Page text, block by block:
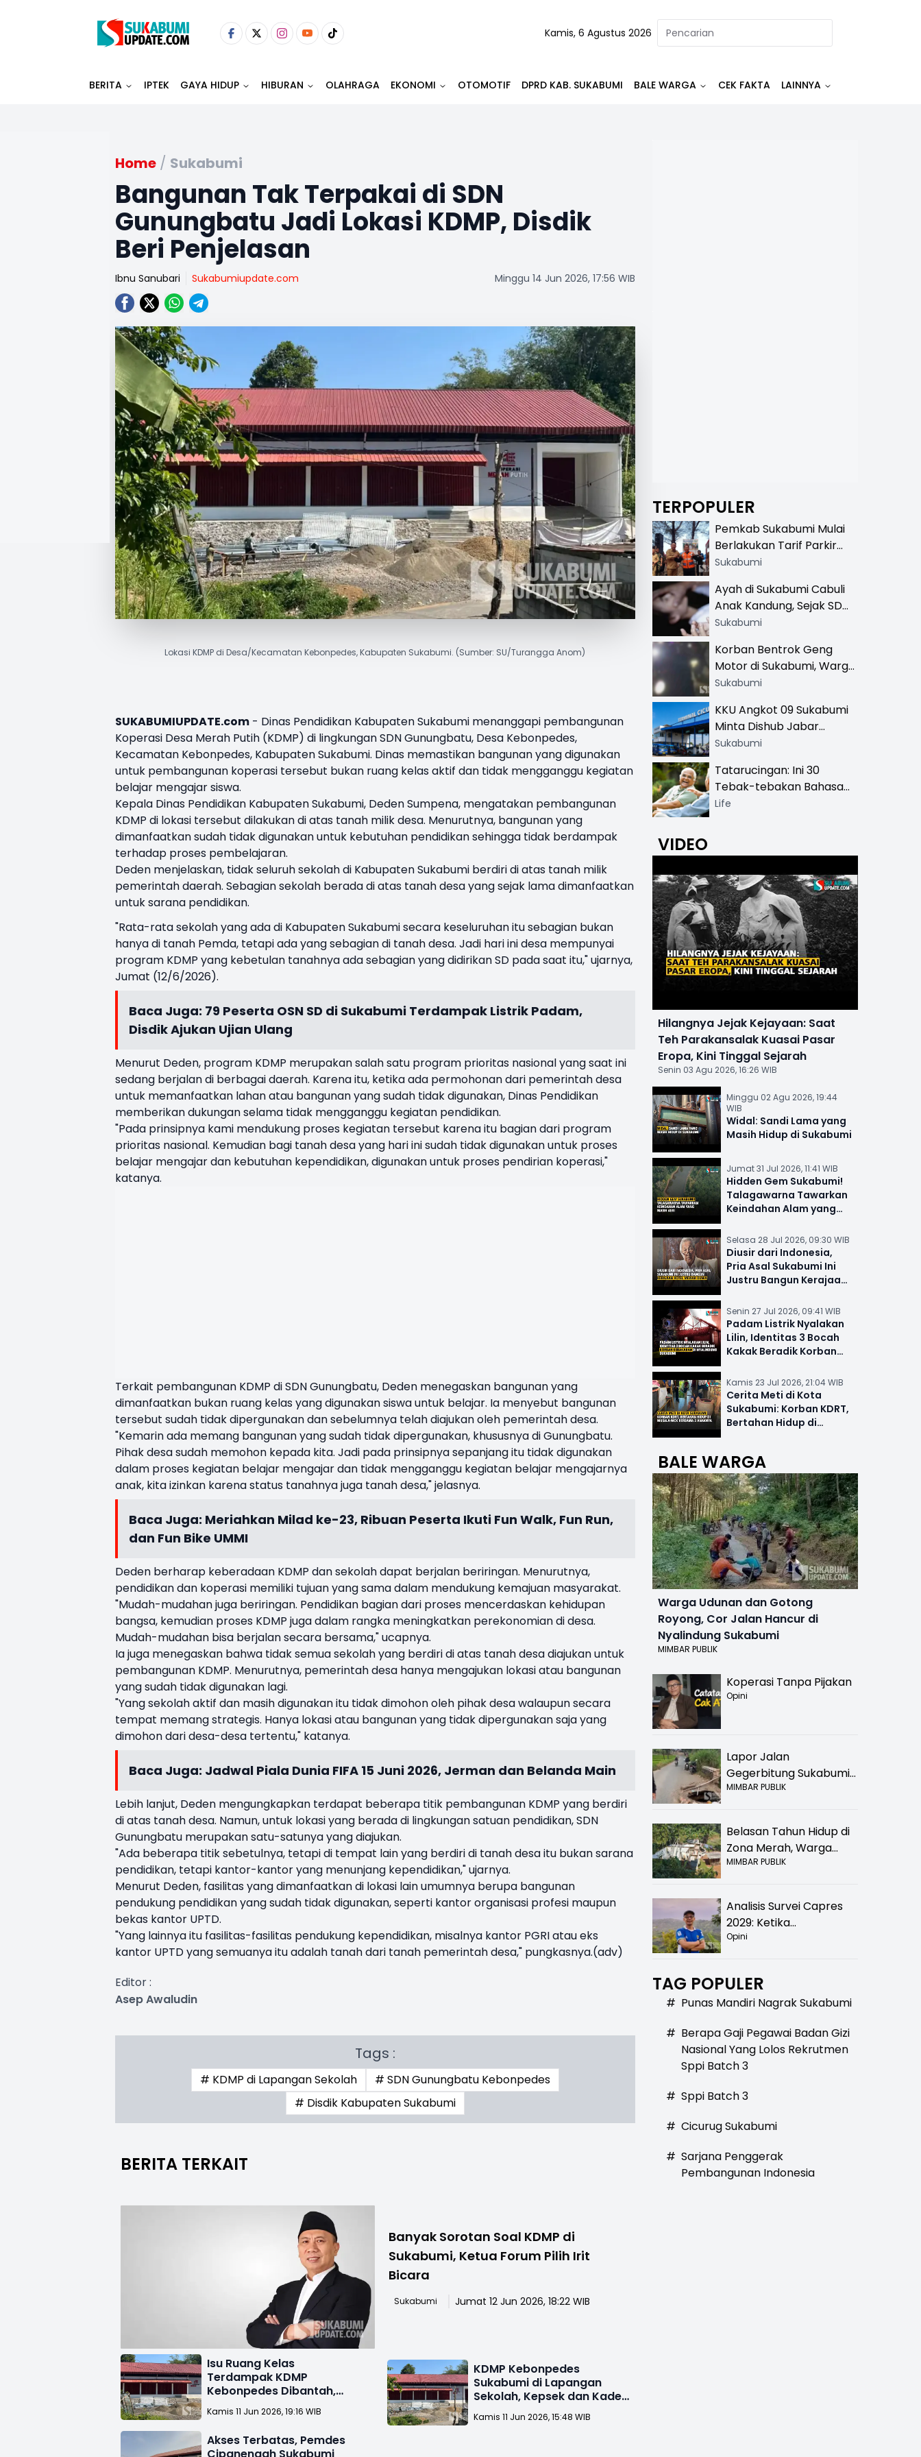
Kamis, 6 Agustus 2026
BERITA IPTEK GAYA HIDUP HIBURAN OLAHRAGA EKONOMI OTOMOTIF DPRD KAB. SUKABUMI BALE WARGA CEK FAKTA LAINNYA
Home / Sukabumi
Bangunan Tak Terpakai di SDN
Gunungbatu Jadi Lokasi KDMP, Disdik
Beri Penjelasan
Ibnu Sanubari Sukabumiupdate.com Minggu 14 Jun 2026, 17:56 WIB
Lokasi KDMP di Desa/Kecamatan Kebonpedes, Kabupaten Sukabumi. (Sumber: SU/Turangga Anom)
SUKABUMIUPDATE.com - Dinas Pendidikan Kabupaten Sukabumi menanggapi pembangunan
Koperasi Desa Merah Putih (KDMP) di lingkungan SDN Gunungbatu, Desa Kebonpedes,
Kecamatan Kebonpedes, Kabupaten Sukabumi. Dinas memastikan bangunan yang digunakan
untuk pembangunan koperasi tersebut bukan ruang kelas aktif dan tidak mengganggu kegiatan
belajar mengajar siswa.
Kepala Dinas Pendidikan Kabupaten Sukabumi, Deden Sumpena, mengatakan pembangunan
KDMP di lokasi tersebut dilakukan di atas tanah milik desa. Menurutnya, bangunan yang
dimanfaatkan sudah tidak digunakan untuk kebutuhan pendidikan sehingga tidak berdampak
terhadap proses pembelajaran.
Deden menjelaskan, tidak seluruh sekolah di Kabupaten Sukabumi berdiri di atas tanah milik
pemerintah daerah. Sebagian sekolah berada di atas tanah desa yang sejak lama dimanfaatkan
untuk sarana pendidikan.
"Rata-rata sekolah yang ada di Kabupaten Sukabumi secara keseluruhan itu sebagian bukan
hanya di tanah Pemda, tetapi ada yang sebagian di tanah desa. Jadi hari ini desa mempunyai
program KDMP yang kebetulan tanahnya ada sebagian yang didirikan SD pada saat itu," ujarnya,
Jumat (12/6/2026).
Baca Juga: 79 Peserta OSN SD di Sukabumi Terdampak Listrik Padam,
Disdik Ajukan Ujian Ulang
Menurut Deden, program KDMP merupakan salah satu program prioritas nasional yang saat ini
sedang berjalan di berbagai daerah. Karena itu, ketika ada permohonan dari pemerintah desa
untuk memanfaatkan lahan atau bangunan yang sudah tidak digunakan, Dinas Pendidikan
memberikan dukungan selama tidak mengganggu kegiatan pendidikan.
"Pada prinsipnya kami mendukung proses kegiatan tersebut karena itu bagian dari program
prioritas nasional. Kemudian bagi tanah desa yang hari ini sudah tidak digunakan untuk proses
belajar mengajar dan kebutuhan kependidikan, digunakan untuk proses pendirian koperasi,"
katanya.
Terkait pembangunan KDMP di SDN Gunungbatu, Deden menegaskan bangunan yang
dimanfaatkan bukan ruang kelas yang digunakan siswa untuk belajar. Ia menyebut bangunan
tersebut sudah tidak dipergunakan dan sebelumnya telah diajukan oleh pemerintah desa.
"Kemarin ada memang bangunan yang sudah tidak dipergunakan, khususnya di Gunungbatu.
Pihak desa sudah memohon kepada kita. Jadi pada prinsipnya sepanjang itu tidak digunakan
dalam proses kegiatan belajar mengajar dan tidak mengganggu kegiatan belajar mengajarnya
anak, kita izinkan karena status tanahnya juga tanah desa," jelasnya.
Baca Juga: Meriahkan Milad ke-23, Ribuan Peserta Ikuti Fun Walk, Fun Run,
dan Fun Bike UMMI
Deden berharap keberadaan KDMP dan sekolah dapat berjalan beriringan. Menurutnya,
pendidikan dan koperasi memiliki tujuan yang sama dalam mendukung kemajuan masyarakat.
"Mudah-mudahan juga beriringan. Pendidikan bagian dari proses mencerdaskan kehidupan
bangsa, kemudian proses KDMP juga dalam rangka meningkatkan perekonomian di desa.
Mudah-mudahan bisa berjalan secara bersama," ucapnya.
Ia juga menegaskan bahwa tidak semua sekolah yang berdiri di atas tanah desa diajukan untuk
pembangunan KDMP. Menurutnya, pemerintah desa hanya mengajukan lokasi atau bangunan
yang sudah tidak digunakan lagi.
"Yang sekolah aktif dan masih digunakan itu tidak dimohon oleh pihak desa walaupun secara
tempat memang strategis. Hanya lokasi atau bangunan yang tidak dipergunakan saja yang
dimohon dari desa-desa tertentu," katanya.
Baca Juga: Jadwal Piala Dunia FIFA 15 Juni 2026, Jerman dan Belanda Main
Lebih lanjut, Deden mengungkapkan terdapat beberapa titik pembangunan KDMP yang berdiri
di atas tanah desa. Namun, untuk lokasi yang berada di lingkungan satuan pendidikan, SDN
Gunungbatu merupakan satu-satunya yang diajukan.
"Ada beberapa titik sebetulnya, tetapi di tempat lain yang berdiri di tanah desa itu bukan sarana
pendidikan, tetapi kantor-kantor yang menunjang kependidikan," ujarnya.
Menurut Deden, fasilitas yang dimanfaatkan di lokasi lain umumnya berupa bangunan
pendukung pendidikan yang sudah tidak digunakan, seperti kantor organisasi profesi maupun
bekas kantor UPTD.
"Yang lainnya itu fasilitas-fasilitas pendukung kependidikan, misalnya kantor PGRI atau eks
kantor UPTD yang semuanya itu adalah tanah dari tanah pemerintah desa," pungkasnya.(adv)
Editor :
Asep Awaludin
Tags :
# KDMP di Lapangan Sekolah
# SDN Gunungbatu Kebonpedes
# Disdik Kabupaten Sukabumi
BERITA TERKAIT
Banyak Sorotan Soal KDMP di
Sukabumi, Ketua Forum Pilih Irit
Bicara
Sukabumi Jumat 12 Jun 2026, 18:22 WIB
Isu Ruang Kelas
Terdampak KDMP
Kebonpedes Dibantah,
Pemdes: Yang Dibongkar
Bekas Kantor
Kamis 11 Jun 2026, 19:16 WIB
KDMP Kebonpedes
Sukabumi di Lapangan
Sekolah, Kepsek dan Kades
Beri Penjelasan
Kamis 11 Jun 2026, 15:48 WIB
Akses Terbatas, Pemdes
TERPOPULER
Pemkab Sukabumi Mulai
Berlakukan Tarif Parkir
Resmi di 13 Lokasi Wisata,
Khusus
Sukabumi
Ayah di Sukabumi Cabuli
Anak Kandung, Sejak SD
Hingga SMA
Sukabumi
Korban Bentrok Geng
Motor di Sukabumi, Warga
dan Sopir Tangki
Sukabumi
KKU Angkot 09 Sukabumi
Minta Dishub Jabar
Tertibkan Trayek Ciawi-
Narik
Sukabumi
Tatarucingan: Ini 30
Tebak-tebakan Bahasa
Sunda yang Sangat
Life
VIDEO
Hilangnya Jejak Kejayaan: Saat
Teh Parakansalak Kuasai Pasar
Eropa, Kini Tinggal Sejarah
Senin 03 Agu 2026, 16:26 WIB
Minggu 02 Agu 2026, 19:44
WIB
Widal: Sandi Lama yang
Masih Hidup di Sukabumi
Jumat 31 Jul 2026, 11:41 WIB
Hidden Gem Sukabumi!
Talagawarna Tawarkan
Keindahan Alam yang
Selasa 28 Jul 2026, 09:30 WIB
Diusir dari Indonesia,
Pria Asal Sukabumi Ini
Justru Bangun Kerajaan
Senin 27 Jul 2026, 09:41 WIB
Padam Listrik Nyalakan
Lilin, Identitas 3 Bocah
Kakak Beradik Korban
Kamis 23 Jul 2026, 21:04 WIB
Cerita Meti di Kota
Sukabumi: Korban KDRT,
Bertahan Hidup di
BALE WARGA
Warga Udunan dan Gotong
Royong, Cor Jalan Hancur di
Nyalindung Sukabumi
MIMBAR PUBLIK
Koperasi Tanpa Pijakan
Opini
Lapor Jalan
Gegerbitung Sukabumi
Bolong! Bahaya Bagi
MIMBAR PUBLIK
Belasan Tahun Hidup di
Zona Merah, Warga
Kampung Nangewer
Relokasi
MIMBAR PUBLIK
Analisis Survei Capres
2029: Ketika
Kepercayaan Menurun,
Opini
TAG POPULER
# Punas Mandiri Nagrak Sukabumi
# Berapa Gaji Pegawai Badan Gizi
Nasional Yang Lolos Rekrutmen
Sppi Batch 3
# Sppi Batch 3
# Cicurug Sukabumi
# Sarjana Penggerak
Pembangunan Indonesia